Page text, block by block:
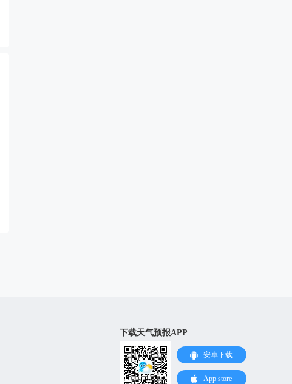
下载天气预报APP
安卓下载
App store